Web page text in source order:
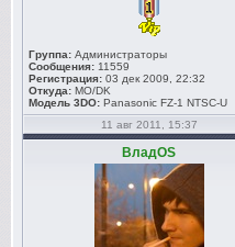
Группа: Администраторы
Сообщения: 11559
Регистрация: 03 дек 2009, 22:32
Откуда: MO/DK
Модель 3DO: Panasonic FZ-1 NTSC-U
11 авг 2011, 15:37
ВладOS